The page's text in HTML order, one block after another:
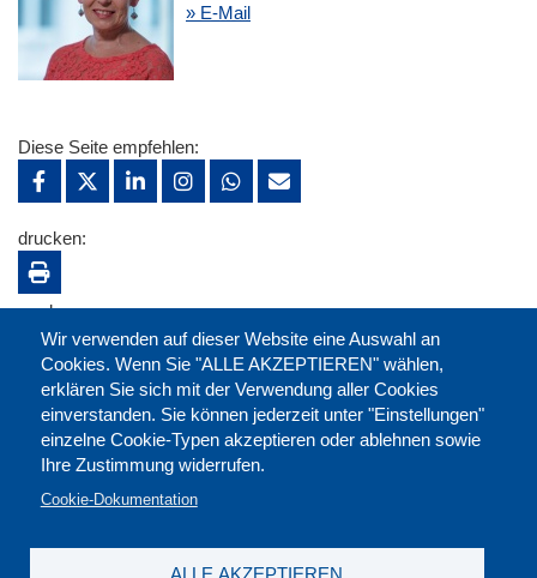
» E-Mail
Wir verwenden auf dieser Website eine Auswahl an
Cookies. Wenn Sie "ALLE AKZEPTIEREN" wählen,
erklären Sie sich mit der Verwendung aller Cookies
einverstanden. Sie können jederzeit unter "Einstellungen"
einzelne Cookie-Typen akzeptieren oder ablehnen sowie
Ihre Zustimmung widerrufen.
Cookie-Dokumentation
ALLE AKZEPTIEREN
Diese Seite empfehlen:
drucken:
merken: